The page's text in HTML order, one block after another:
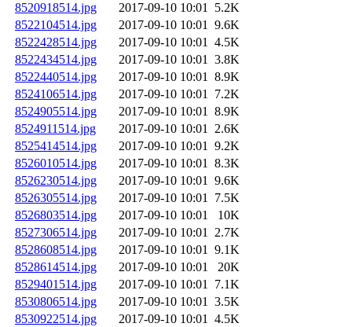
8520918514.jpg
2017-09-10 10:01 5.2K
8522104514.jpg
2017-09-10 10:01 9.6K
8522428514.jpg
2017-09-10 10:01 4.5K
8522434514.jpg
2017-09-10 10:01 3.8K
8522440514.jpg
2017-09-10 10:01 8.9K
8524106514.jpg
2017-09-10 10:01 7.2K
8524905514.jpg
2017-09-10 10:01 8.9K
8524911514.jpg
2017-09-10 10:01 2.6K
8525414514.jpg
2017-09-10 10:01 9.2K
8526010514.jpg
2017-09-10 10:01 8.3K
8526230514.jpg
2017-09-10 10:01 9.6K
8526305514.jpg
2017-09-10 10:01 7.5K
8526803514.jpg
2017-09-10 10:01
10K
8527306514.jpg
2017-09-10 10:01 2.7K
8528608514.jpg
2017-09-10 10:01 9.1K
8528614514.jpg
2017-09-10 10:01
20K
8529401514.jpg
2017-09-10 10:01 7.1K
8530806514.jpg
2017-09-10 10:01 3.5K
8530922514.jpg
2017-09-10 10:01 4.5K